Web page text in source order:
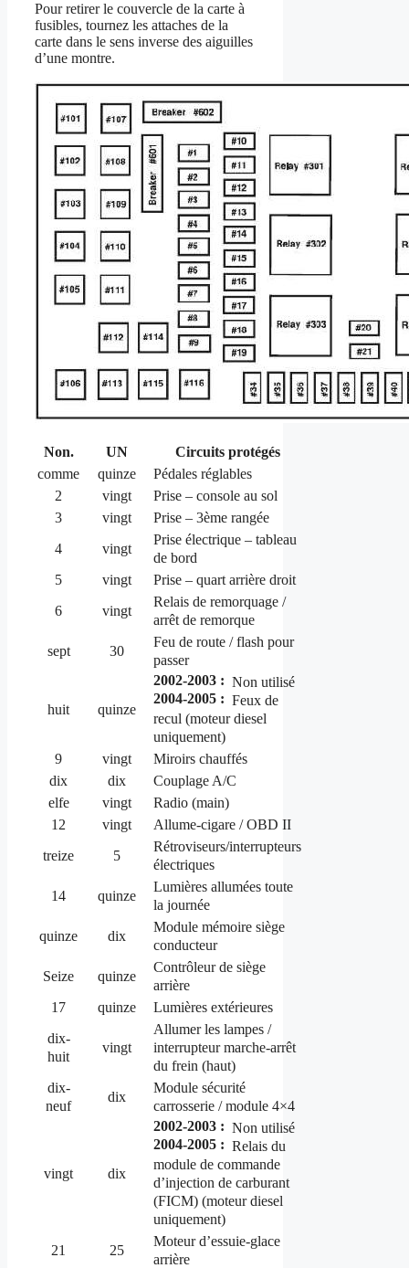
Pour retirer le couvercle de la carte à
fusibles, tournez les attaches de la
carte dans le sens inverse des aiguilles
d’une montre.
Non. UN
Circuits protégés
comme
quinze
Pédales réglables
2
vingt
Prise – console au sol
3
vingt
Prise – 3ème rangée
4
vingt
Prise électrique – tableau
de bord
5
vingt
Prise – quart arrière droit
6
vingt
Relais de remorquage /
arrêt de remorque
sept 30
Feu de route / flash pour
passer
huit quinze
2002-2003 : Non utilisé
2004-2005 : Feux de
recul (moteur diesel
uniquement)
9
vingt
Miroirs chauffés
dix
dix
Couplage A/C
elfe
vingt
Radio (main)
12
vingt
Allume-cigare / OBD II
treize
5
Rétroviseurs/interrupteurs
électriques
14 quinze
Lumières allumées toute
la journée
quinze dix
Module mémoire siège
conducteur
Seize quinze
Contrôleur de siège
arrière
17
quinze
Lumières extérieures
dix-
huit
vingt
Allumer les lampes /
interrupteur marche-arrêt
du frein (haut)
dix-
neuf
dix
Module sécurité
carrosserie / module 4×4
vingt dix
2002-2003 : Non utilisé
2004-2005 : Relais du
module de commande
d’injection de carburant
(FICM) (moteur diesel
uniquement)
21 25
Moteur d’essuie-glace
arrière